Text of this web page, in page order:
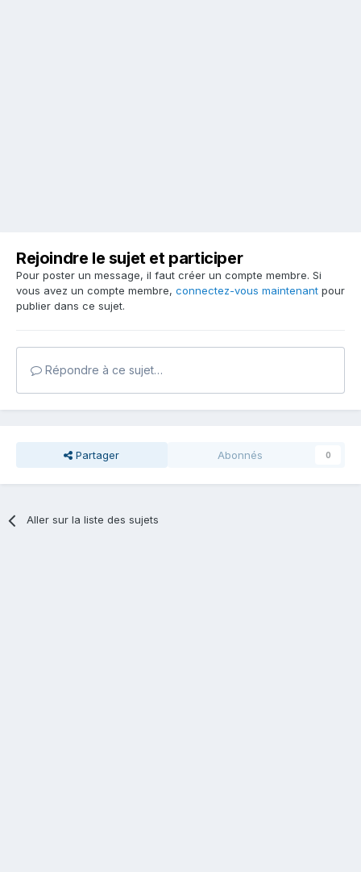
Rejoindre le sujet et participer
Pour poster un message, il faut créer un compte membre. Si
vous avez un compte membre, connectez-vous maintenant pour
publier dans ce sujet.
Répondre à ce sujet…
Partager Abonnés 0
Aller sur la liste des sujets